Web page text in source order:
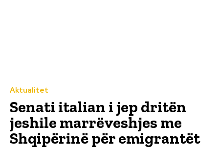
Aktualitet
Senati italian i jep dritën
jeshile marrëveshjes me
Shqipërinë për emigrantët